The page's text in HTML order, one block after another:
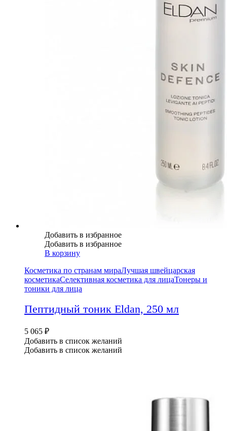
Добавить в избранное
Добавить в избранное
В корзину
Косметика по странам мираЛучшая швейцарская
косметикаСелективная косметика для лицаТонеры и
тоники для лица
Пептидный тоник Eldan, 250 мл
5 065 ₽
Добавить в список желаний
Добавить в список желаний